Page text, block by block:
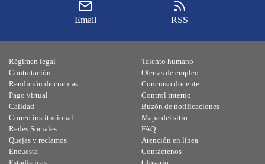
Email RSS
Régimen legal
Contratación
Rendición de cuentas
Pago virtual
Calidad
Talento humano
Ofertas de empleo
Concurso docente
Control interno
Buzón de notificaciones
Correo institucional
Redes Sociales
Quejas y reclamos
Encuesta
Mapa del sitio
FAQ
Atención en línea
Contáctenos